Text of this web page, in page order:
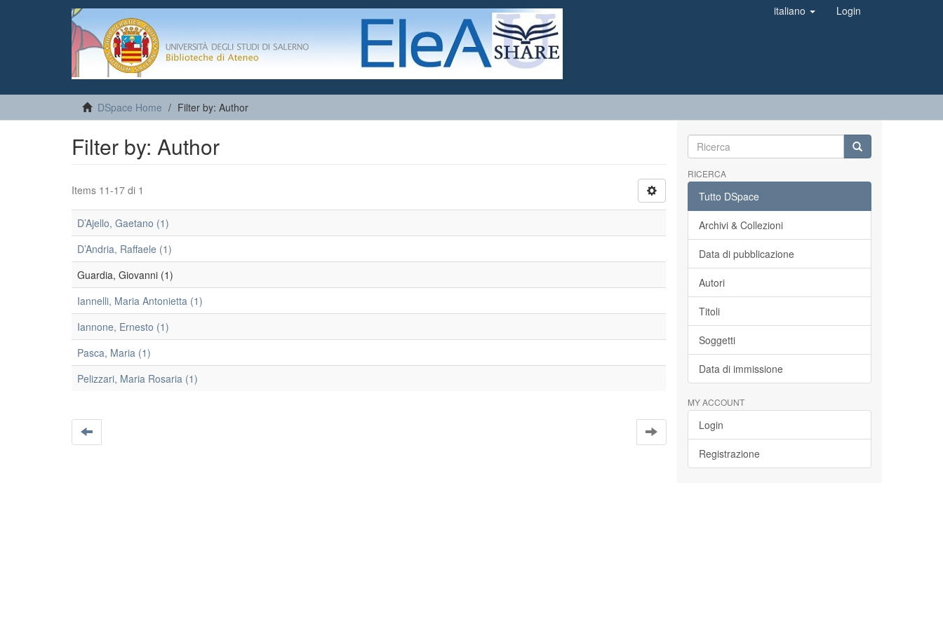
italiano Login
DSpace Home Filter by: Author
Filter by: Author
Items 11-17 di 1
D’Ajello, Gaetano (1)
D’Andria, Raffaele (1)
Guardia, Giovanni (1)
Iannelli, Maria Antonietta (1)
Iannone, Ernesto (1)
Pasca, Maria (1)
Pelizzari, Maria Rosaria (1)
RICERCA
Tutto DSpace
Archivi & Collezioni
Data di pubblicazione
Autori
Titoli
Soggetti
Data di immissione
MY ACCOUNT
Login
Registrazione